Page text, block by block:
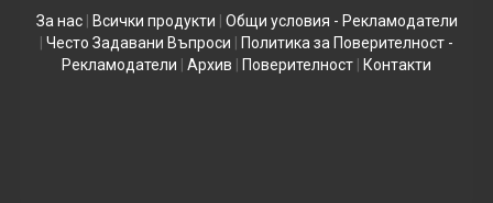
За нас| Всички продукти
Общи условия - Рекламодатели
Често Задавани Въпроси
Политика за Поверителност -
Рекламодатели
Архив Поверителност Контакти